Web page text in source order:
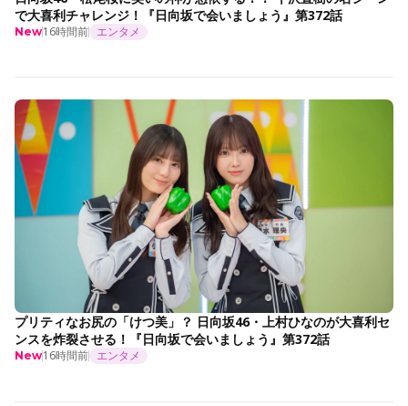
で大喜利チャレンジ！『日向坂で会いましょう』第372話
New16時間前 エンタメ
プリティなお尻の「けつ美」？ 日向坂46・上村ひなのが大喜利セ
ンスを炸裂させる！『日向坂で会いましょう』第372話
New16時間前 エンタメ